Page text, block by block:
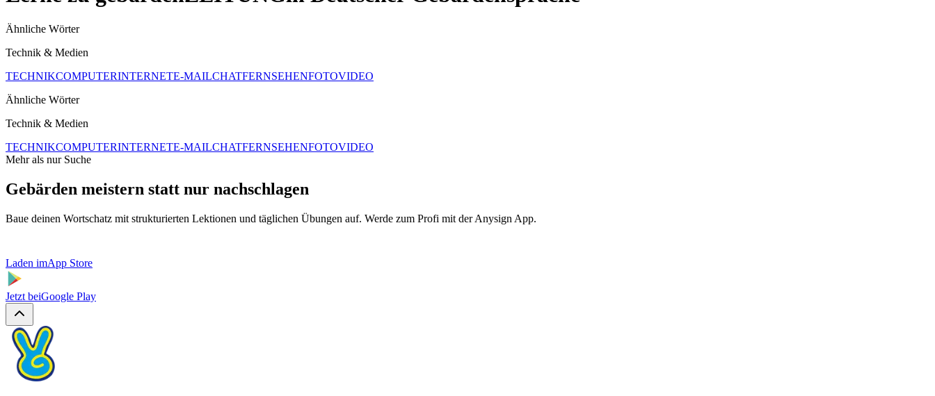
Ähnliche Wörter
Technik & Medien
TECHNIKCOMPUTERINTERNETE-MAILCHATFERNSEHENFOTOVIDEO
Ähnliche Wörter
Technik & Medien
TECHNIKCOMPUTERINTERNETE-MAILCHATFERNSEHENFOTOVIDEO
Mehr als nur Suche
Gebärden meistern statt nur nachschlagen
Baue deinen Wortschatz mit strukturierten Lektionen und täglichen Übungen auf. Werde zum Profi mit der Anysign App.
Laden imApp Store
Jetzt beiGoogle Play